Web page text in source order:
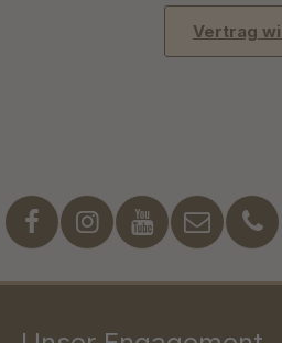
Vertrag